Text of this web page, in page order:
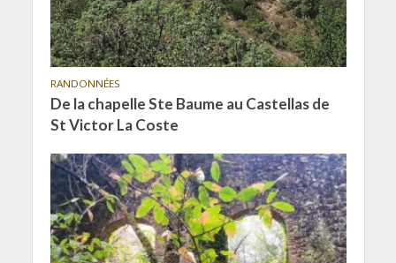
RANDONNÉES
De la chapelle Ste Baume au Castellas de
St Victor La Coste